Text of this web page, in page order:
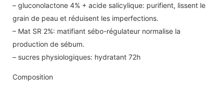
– gluconolactone 4% + acide salicylique: purifient, lissent le
grain de peau et réduisent les imperfections.
– Mat SR 2%: matifiant sébo-régulateur normalise la
production de sébum.
– sucres physiologiques: hydratant 72h
Composition